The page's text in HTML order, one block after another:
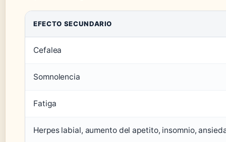
EFECTO SECUNDARIO
Cefalea
Somnolencia
Fatiga
Herpes labial, aumento del apetito, insomnio,